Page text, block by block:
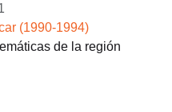
(1990-1994)
de la región